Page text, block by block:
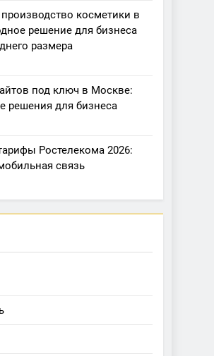
косметики в
решение для бизнеса
размера
под ключ в Москве:
решения для бизнеса
Ростелекома 2026:
связь